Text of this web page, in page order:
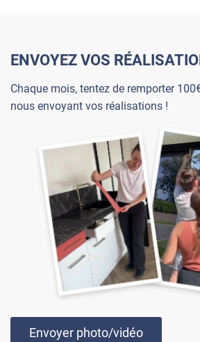
ENVOYEZ VOS
Chaque mois, tentez de remporter
nous envoyant vos réalisations !
Envoyer photo/vidéo